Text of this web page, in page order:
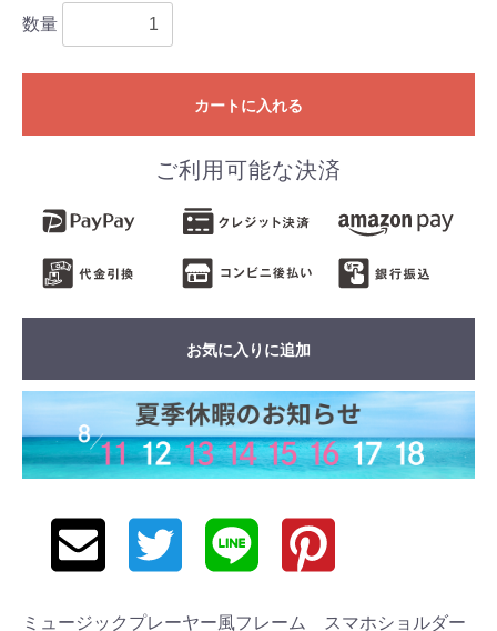
数量
カートに入れる
ご利用可能な決済
お気に入りに追加
ミュージックプレーヤー風フレーム スマホショルダー